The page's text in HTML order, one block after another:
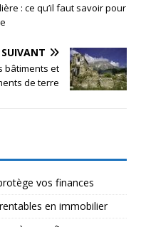
: ce qu’il faut savoir pour
SUIVANT
bâtiments et
de terre
vos finances
en immobilier